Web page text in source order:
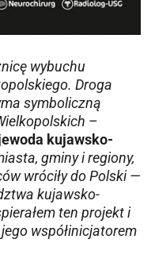
wybuchu
Droga
symboliczną
–
kujawsko-
gminy i regiony,
wróciły do Polski —
kujawsko-
ten projekt i
współinicjatorem